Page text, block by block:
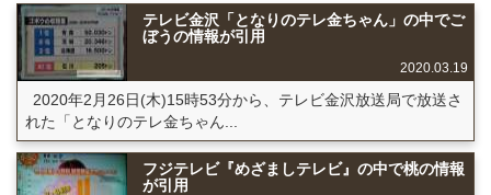
テレビ金沢「となりのテレ金ちゃん」の中でご
ぼうの情報が引用
2020.03.19
2020年2月26日(木)15時53分から、テレビ金沢放送局で放送さ
れた「となりのテレ金ちゃん...
フジテレビ『めざましテレビ』の中で桃の情報
が引用